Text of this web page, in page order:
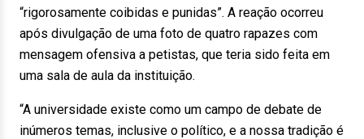
“rigorosamente coibidas e punidas”. A reação ocorreu
após divulgação de uma foto de quatro rapazes com
mensagem ofensiva a petistas, que teria sido feita em
uma sala de aula da instituição.
“A universidade existe como um campo de debate de
inúmeros temas, inclusive o político, e a nossa tradição é